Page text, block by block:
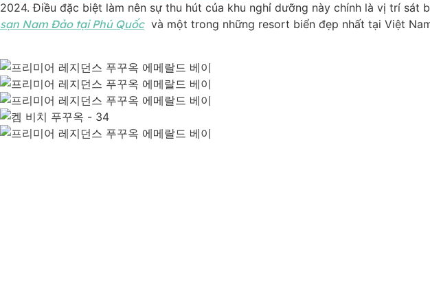
2024. Điều đặc biệt làm nên sự thu hút của khu nghỉ dưỡng này chính là vị trí
sạn Nam Đảo tại Phú Quốcvà một trong những resort biển đẹp nhất tại Việt